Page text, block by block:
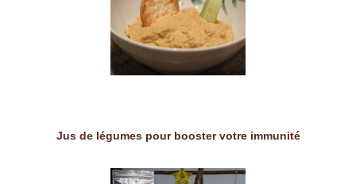
Jus de légumes pour booster votre immunité